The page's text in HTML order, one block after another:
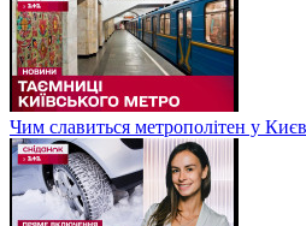
Чим славиться метрополітен у